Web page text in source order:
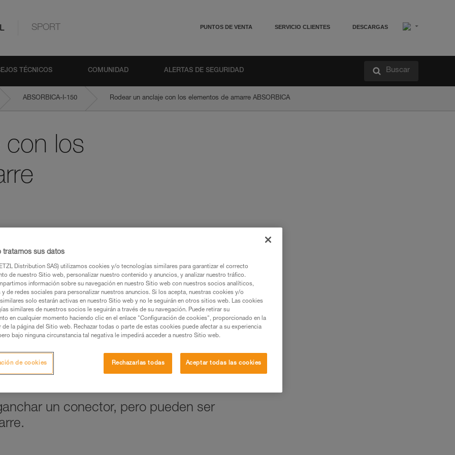
SPORT PUNTOS DE VENTA SERVICIO CLIENTES DESCARGAS
TÉCNICOS COMUNIDAD ALERTAS DE SEGURIDAD Buscar
ABSORBICA-I-150 Rodear un anclaje con los elementos de amarre ABSORBICA
con los
productos utilizados en este consejo antes de
de la ficha técnica para poder comprender
y un entrenamiento específico. Confirme a
estas técnicas, solo y con total seguridad,
su actividad. Pueden existir otras que no
un conector, pero pueden ser
tratamos sus datos
Distribution SAS) utilizamos cookies y/o tecnologías similares para garantizar el correcto
de nuestro Sitio web, personalizar nuestro contenido y anuncios, y analizar nuestro tráfico.
información sobre su navegación en nuestro Sitio web con nuestros socios analíticos,
de redes sociales para personalizar nuestros anuncios. Si los acepta, nuestras cookies y/o
solo estarán activas en nuestro Sitio web y no le seguirán en otros sitios web. Las cookies
similares de nuestros socios le seguirán a través de su navegación. Puede retirar su
en cualquier momento haciendo clic en el enlace "Configuración de cookies", proporcionado en la
de la página del Sitio web. Rechazar todas o parte de estas cookies puede afectar a su experiencia
bajo ninguna circunstancia tal negativa le impedirá acceder a nuestro Sitio web.
Rechazarlas todas Aceptar todas las cookies
de cookies